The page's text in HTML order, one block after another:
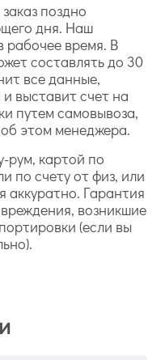
поздно
дня. Наш
рабочее время. В
составлять до 30
все данные,
выставит счет на
путем самовывоза,
этом менеджера.
рум, картой по
по счету от физ, или
аккуратно. Гарантия
возникшие
(если вы